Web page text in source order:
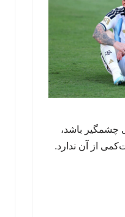
چشمگیر باشد،
از آن ندارد.